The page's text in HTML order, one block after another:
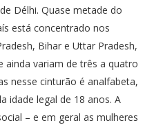
Délhi. Quase metade do
está concentrado nos
Bihar e Uttar Pradesh,
ainda variam de três a quatro
nesse cinturão é analfabeta,
idade legal de 18 anos. A
– e em geral as mulheres